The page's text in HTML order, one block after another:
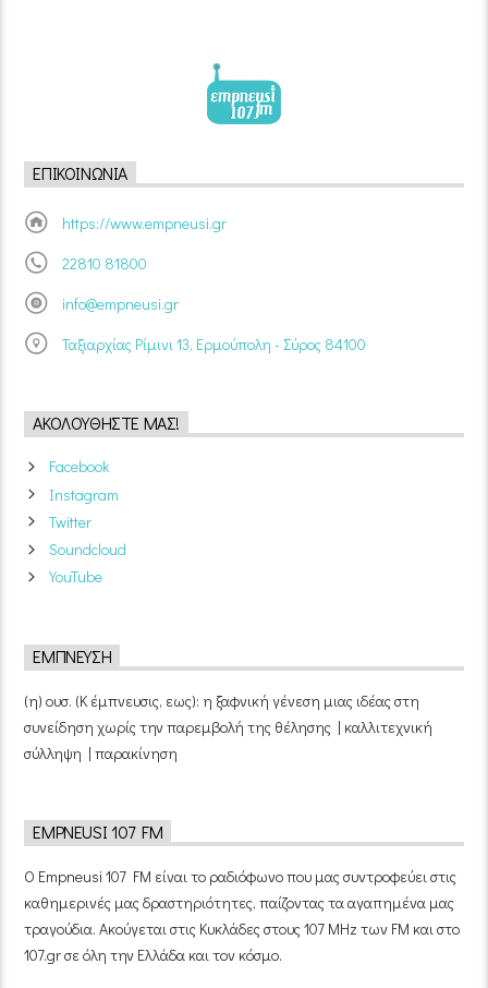
ΕΠΙΚΟΙΝΩΝΊΑ
https://www.empneusi.gr
22810 81800
info@empneusi.gr
Ταξιαρχίας Ρίμινι 13, Ερμούπολη - Σύρος 84100
ΑΚΟΛΟΥΘΉΣΤΕ ΜΑΣ!
Facebook
Instagram
Twitter
Soundcloud
YouTube
ΈΜΠΝΕΥΣΗ
(η) ουσ. (Κ έμπνευσις, εως): η ξαφνική γένεση μιας ιδέας στη
συνείδηση χωρίς την παρεμβολή της θέλησης | καλλιτεχνική
σύλληψη | παρακίνηση
EMPNEUSI 107 FM
Ο Empneusi 107 FM είναι το ραδιόφωνο που μας συντροφεύει στις
καθημερινές μας δραστηριότητες, παίζοντας τα αγαπημένα μας
τραγούδια. Ακούγεται στις Κυκλάδες στους 107 MHz των FM και στο
107.gr σε όλη την Ελλάδα και τον κόσμο.